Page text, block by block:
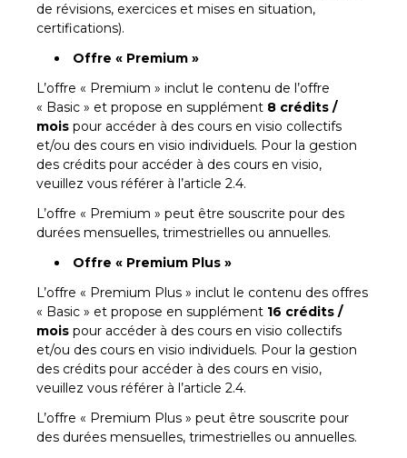
de révisions, exercices et mises en situation,
certifications).
Offre « Premium »
L’offre « Premium » inclut le contenu de l’offre
« Basic » et propose en supplément 8 crédits /
mois pour accéder à des cours en visio collectifs
et/ou des cours en visio individuels. Pour la gestion
des crédits pour accéder à des cours en visio,
veuillez vous référer à l’article 2.4.
L’offre « Premium » peut être souscrite pour des
durées mensuelles, trimestrielles ou annuelles.
Offre « Premium Plus »
L’offre « Premium Plus » inclut le contenu des offres
« Basic » et propose en supplément 16 crédits /
mois pour accéder à des cours en visio collectifs
et/ou des cours en visio individuels. Pour la gestion
des crédits pour accéder à des cours en visio,
veuillez vous référer à l’article 2.4.
L’offre « Premium Plus » peut être souscrite pour
des durées mensuelles, trimestrielles ou annuelles.